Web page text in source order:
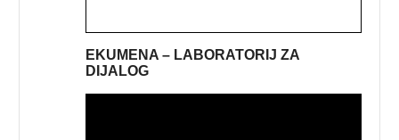
EKUMENA – LABORATORIJ ZA
DIJALOG